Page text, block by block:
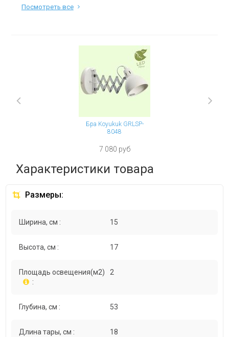
Посмотреть все
Бра Koyukuk GRLSP-
8048
7 080 руб
Характеристики товара
Размеры:
Ширина, см : 15
Высота, см : 17
Площадь освещения(м2)
:
2
Глубина, см : 53
Длина тары, см : 18